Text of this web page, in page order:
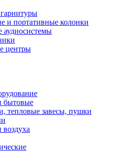
и портативные колонки
аудиосистемы
центры
бытовые
тепловые завесы, пушки